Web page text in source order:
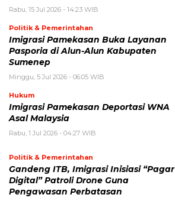
Rabu, 15 Jul 2026 - 14:23 WIB
Politik & Pemerintahan
Imigrasi Pamekasan Buka Layanan
Pasporia di Alun-Alun Kabupaten
Sumenep
Minggu, 5 Jul 2026 - 06:05 WIB
Hukum
Imigrasi Pamekasan Deportasi WNA
Asal Malaysia
Rabu, 1 Jul 2026 - 04:27 WIB
Politik & Pemerintahan
Gandeng ITB, Imigrasi Inisiasi “Pagar
Digital” Patroli Drone Guna
Pengawasan Perbatasan